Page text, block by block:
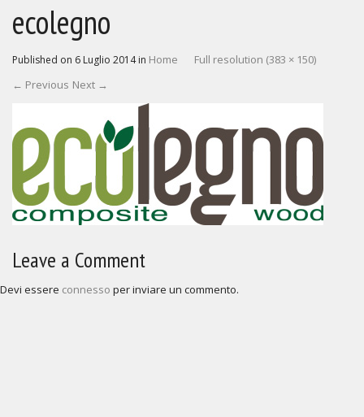
ecolegno
Published on 6 Luglio 2014in Home
Full resolution (383 × 150)
← Previous Next →
Leave a Comment
Devi essere connesso per inviare un commento.